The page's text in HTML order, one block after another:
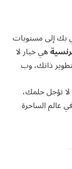
بك إلى مستويات
هي خيار لا
ذاتك، وب
تؤجل حلمك،
عالم الساحرة